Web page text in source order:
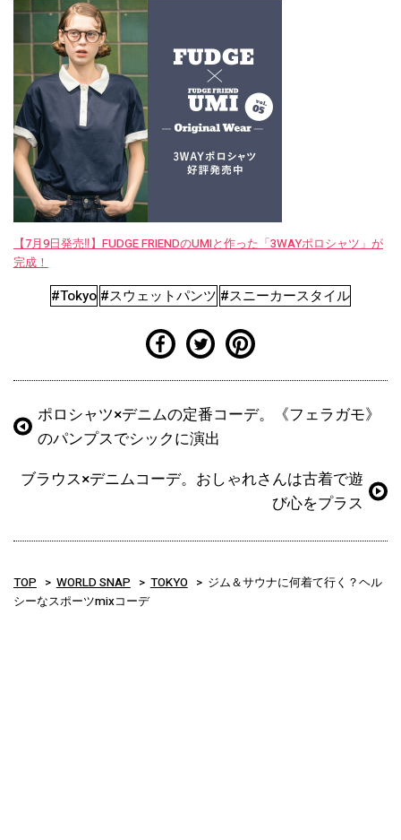
【7月9日発売‼︎】FUDGE FRIENDのUMIと作った「3WAYポロシャツ」が
完成！
#Tokyo #スウェットパンツ #スニーカースタイル
ポロシャツ×デニムの定番コーデ。《フェラガモ》
のパンプスでシックに演出
ブラウス×デニムコーデ。おしゃれさんは古着で遊
び心をプラス
TOP WORLD SNAP TOKYO
ジム＆サウナに何着て行く？ヘル
シーなスポーツmixコーデ